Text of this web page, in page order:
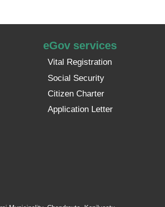
eGov services
Vital Registration
Social Security
Citizen Charter
Application Letter